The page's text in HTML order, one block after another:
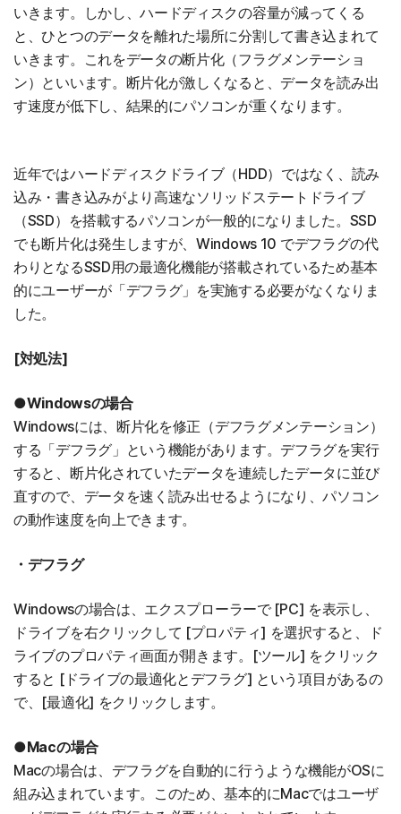
いきます。しかし、ハードディスクの容量が減ってくる
と、ひとつのデータを離れた場所に分割して書き込まれて
いきます。これをデータの断片化（フラグメンテーショ
ン）といいます。断片化が激しくなると、データを読み出
す速度が低下し、結果的にパソコンが重くなります。
近年ではハードディスクドライブ（HDD）ではなく、読み
込み・書き込みがより高速なソリッドステートドライブ
（SSD）を搭載するパソコンが一般的になりました。SSD
でも断片化は発生しますが、Windows 10 でデフラグの代
わりとなるSSD用の最適化機能が搭載されているため基本
的にユーザーが「デフラグ」を実施する必要がなくなりま
した。
[対処法]
●Windowsの場合
Windowsには、断片化を修正（デフラグメンテーション）
する「デフラグ」という機能があります。デフラグを実行
すると、断片化されていたデータを連続したデータに並び
直すので、データを速く読み出せるようになり、パソコン
の動作速度を向上できます。
・デフラグ
Windowsの場合は、エクスプローラーで [PC] を表示し、
ドライブを右クリックして [プロパティ] を選択すると、ド
ライブのプロパティ画面が開きます。[ツール] をクリック
すると [ドライブの最適化とデフラグ] という項目があるの
で、[最適化] をクリックします。
●Macの場合
Macの場合は、デフラグを自動的に行うような機能がOSに
組み込まれています。このため、基本的にMacではユーザ